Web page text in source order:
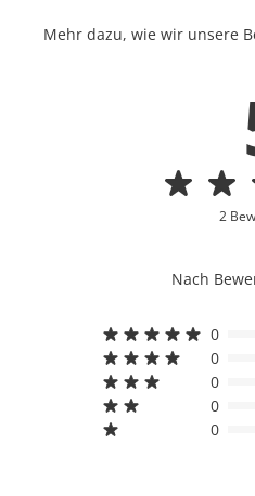
Mehr dazu, wie wir unsere
2
Nach
0
0
0
0
0